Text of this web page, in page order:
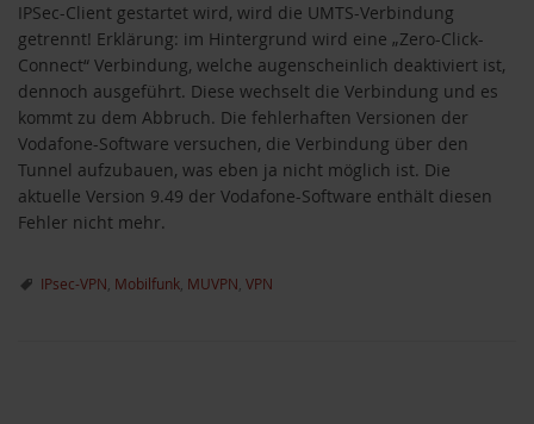
IPSec-Client gestartet wird, wird die UMTS-Verbindung
getrennt! Erklärung: im Hintergrund wird eine „Zero-Click-
Connect“ Verbindung, welche augenscheinlich deaktiviert ist,
dennoch ausgeführt. Diese wechselt die Verbindung und es
kommt zu dem Abbruch. Die fehlerhaften Versionen der
Vodafone-Software versuchen, die Verbindung über den
Tunnel aufzubauen, was eben ja nicht möglich ist. Die
aktuelle Version 9.49 der Vodafone-Software enthält diesen
Fehler nicht mehr.
IPsec-VPN, Mobilfunk, MUVPN, VPN